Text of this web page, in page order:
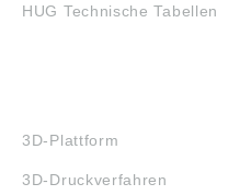
HUG Technische Tabellen
3D-Plattform
3D-Druckverfahren